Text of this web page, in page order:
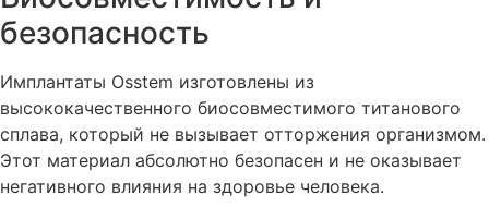
безопасность
Имплантаты Osstem изготовлены из
высококачественного биосовместимого титанового
сплава, который не вызывает отторжения организмом.
Этот материал абсолютно безопасен и не оказывает
негативного влияния на здоровье человека.